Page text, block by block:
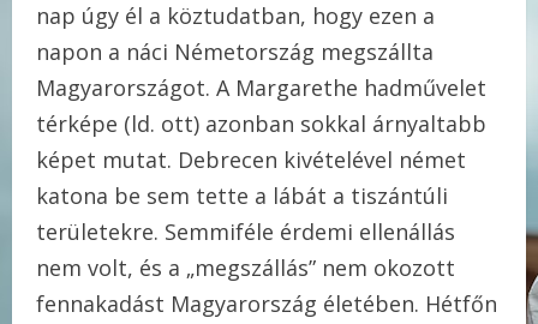
nap úgy él a köztudatban, hogy ezen a
napon a náci Németország megszállta
Magyarországot. A Margarethe hadművelet
térképe (ld. ott) azonban sokkal árnyaltabb
képet mutat. Debrecen kivételével német
katona be sem tette a lábát a tiszántúli
területekre. Semmiféle érdemi ellenállás
nem volt, és a „megszállás” nem okozott
fennakadást Magyarország életében. Hétfőn